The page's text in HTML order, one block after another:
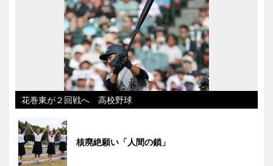
花巻東が２回戦へ 高校野球
核廃絶願い「人間の鎖」